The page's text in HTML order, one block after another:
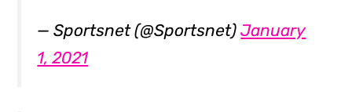
— Sportsnet (@Sportsnet)January
1, 2021